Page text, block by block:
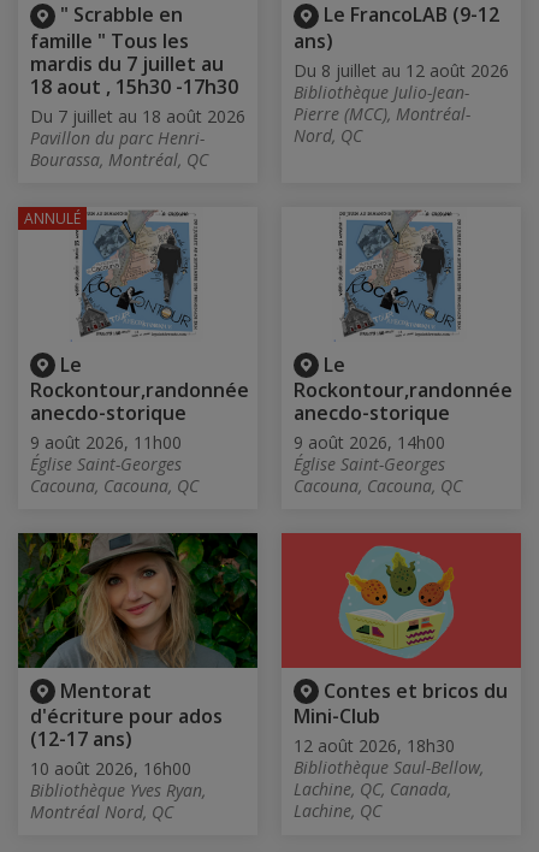
" Scrabble en
famille " Tous les
mardis du 7 juillet au
18 aout , 15h30 -17h30
Du 7 juillet au 18 août 2026
Pavillon du parc Henri-
Bourassa, Montréal, QC
Le FrancoLAB (9-12
ans)
Du 8 juillet au 12 août 2026
Bibliothèque Julio-Jean-
Pierre (MCC), Montréal-
Nord, QC
Le
Rockontour,randonnée
anecdo-storique
9 août 2026, 11h00
Église Saint-Georges
Cacouna, Cacouna, QC
ANNULÉ
Le
Rockontour,randonnée
anecdo-storique
9 août 2026, 14h00
Église Saint-Georges
Cacouna, Cacouna, QC
Mentorat
d'écriture pour ados
(12-17 ans)
10 août 2026, 16h00
Bibliothèque Yves Ryan,
Montréal Nord, QC
Contes et bricos du
Mini-Club
12 août 2026, 18h30
Bibliothèque Saul-Bellow,
Lachine, QC, Canada,
Lachine, QC